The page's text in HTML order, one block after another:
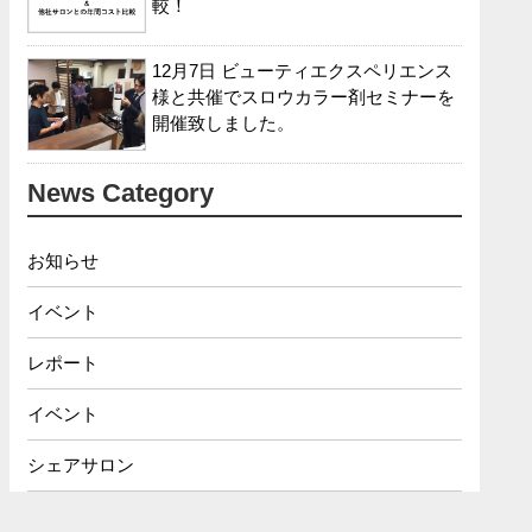
較！
12月7日 ビューティエクスペリエンス
様と共催でスロウカラー剤セミナーを
開催致しました。
News Category
お知らせ
イベント
レポート
イベント
シェアサロン